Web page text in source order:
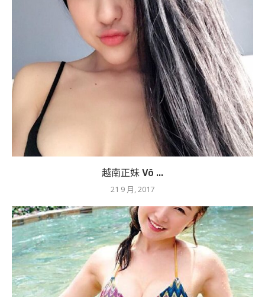
越南正妹 Võ ...
21 9 月, 2017